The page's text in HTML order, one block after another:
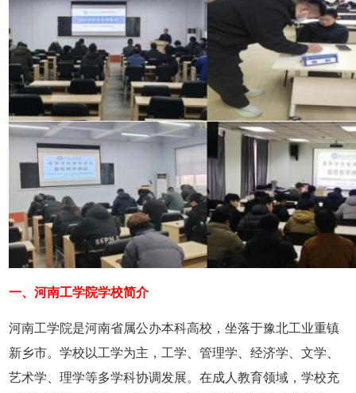
一、河南工学院学校简介
河南工学院是河南省属公办本科高校，坐落于豫北工业重镇
新乡市。学校以工学为主，工学、管理学、经济学、文学、
艺术学、理学等多学科协调发展。在成人教育领域，学校充